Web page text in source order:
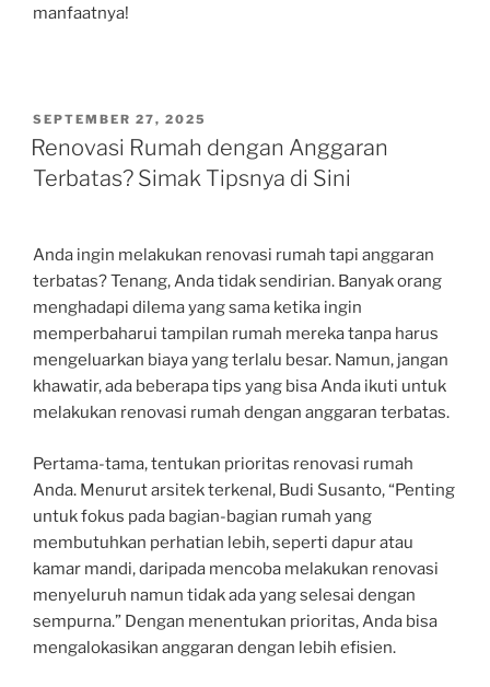
manfaatnya!
POSTED
ON
SEPTEMBER 27, 2025
Renovasi Rumah dengan Anggaran
Terbatas? Simak Tipsnya di Sini
Anda ingin melakukan renovasi rumah tapi anggaran
terbatas? Tenang, Anda tidak sendirian. Banyak orang
menghadapi dilema yang sama ketika ingin
memperbaharui tampilan rumah mereka tanpa harus
mengeluarkan biaya yang terlalu besar. Namun, jangan
khawatir, ada beberapa tips yang bisa Anda ikuti untuk
melakukan renovasi rumah dengan anggaran terbatas.
Pertama-tama, tentukan prioritas renovasi rumah
Anda. Menurut arsitek terkenal, Budi Susanto, “Penting
untuk fokus pada bagian-bagian rumah yang
membutuhkan perhatian lebih, seperti dapur atau
kamar mandi, daripada mencoba melakukan renovasi
menyeluruh namun tidak ada yang selesai dengan
sempurna.” Dengan menentukan prioritas, Anda bisa
mengalokasikan anggaran dengan lebih efisien.